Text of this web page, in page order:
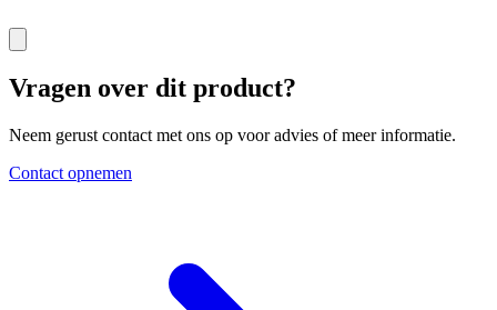
Vragen over dit product?
Neem gerust contact met ons op voor advies of meer informatie.
Contact opnemen